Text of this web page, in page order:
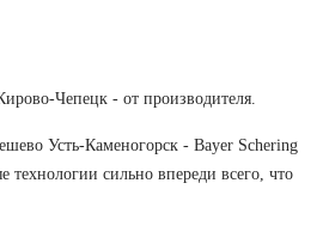
Чепецк - от производителя.
Усть-Каменогорск - Bayer Schering
сильно впереди всего, что